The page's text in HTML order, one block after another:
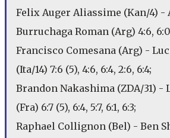
Felix Auger Aliassime (Kan/4) -
Burruchaga Roman (Arg) 4:6, 6:0,
Francisco Comesana (Arg) -
(Ita/14) 7:6 (5), 4:6, 6:4, 2:6, 6:4;
Brandon Nakashima (ZDA/31) -
(Fra) 6:7 (5), 6:4, 5:7, 6:1, 6:3;
Raphael Collignon (Bel) - Ben